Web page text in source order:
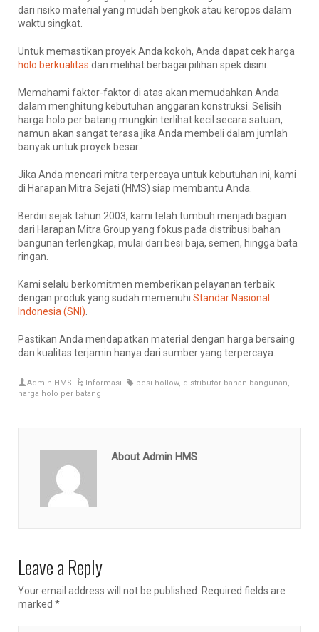
dari risiko material yang mudah bengkok atau keropos dalam
waktu singkat.
Untuk memastikan proyek Anda kokoh, Anda dapat cek harga
holo berkualitas dan melihat berbagai pilihan spek disini.
Memahami faktor-faktor di atas akan memudahkan Anda
dalam menghitung kebutuhan anggaran konstruksi. Selisih
harga holo per batang mungkin terlihat kecil secara satuan,
namun akan sangat terasa jika Anda membeli dalam jumlah
banyak untuk proyek besar.
Jika Anda mencari mitra terpercaya untuk kebutuhan ini, kami
di Harapan Mitra Sejati (HMS) siap membantu Anda.
Berdiri sejak tahun 2003, kami telah tumbuh menjadi bagian
dari Harapan Mitra Group yang fokus pada distribusi bahan
bangunan terlengkap, mulai dari besi baja, semen, hingga bata
ringan.
Kami selalu berkomitmen memberikan pelayanan terbaik
dengan produk yang sudah memenuhi Standar Nasional
Indonesia (SNI)
Pastikan Anda mendapatkan material dengan harga bersaing
dan kualitas terjamin hanya dari sumber yang terpercaya.
Admin HMS Informasi besi hollow, distributor bahan bangunan,
harga holo per batang
About Admin HMS
Leave a Reply
Your email address will not be published.
Required fields are
marked *